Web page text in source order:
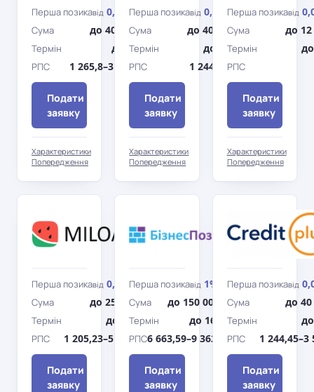
Перша позикавід 0,01%/день
Сума до 40 000 грн
Термін до 30 дн.
РПС 1 265,8–3 549,15%
Подати
заявку
Характеристики
Попередження
Перша позикавід 0,01%/день
Сума до 40 000 грн
Термін до 365 дн.
РПС 1 244–3 422%
Подати
заявку
Характеристики
Попередження
Перша позикавід
Сума до 12
Термін
РПС
Подати
заявку
Характеристики
Попередження
Перша позикавід 0,01%/день
Сума до 25 000 грн
Термін до 360 дн.
РПС 1 205,23–5 510,78%
Подати
заявку
Перша позикавід 1% /день
Сума до 150 000 грн
Термін до 169 дн.
РПС6 663,59–9 362,43%
Подати
заявку
Перша позикавід
Сума до 40
Термін
РПС 1 244,45–3
Подати
заявку